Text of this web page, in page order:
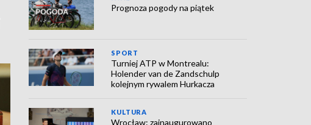
Prognoza pogody na piątek
SPORT
Turniej ATP w Montrealu:
Holender van de Zandschulp
kolejnym rywalem Hurkacza
KULTURA
Wrocław: zainaugurowano